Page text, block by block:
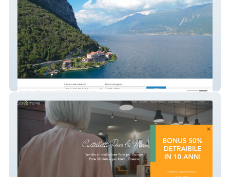
Hotel Forbisicle